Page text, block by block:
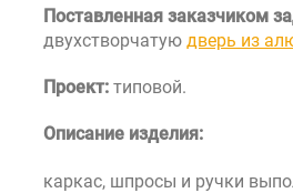
Поставленная заказчиком
двухстворчатую дверь из
Проект: типовой.
Описание изделия:
каркас, шпросы и ручки